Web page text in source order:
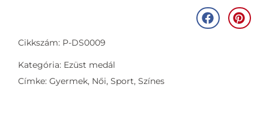
Cikkszám: P-DS0009
Kategória: Ezüst medál
Címke: Gyermek, Női, Sport, Színes